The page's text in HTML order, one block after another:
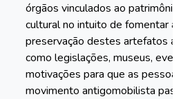
órgãos vinculados ao
cultural no intuito de fomentar a
preservação destes artefatos
como legislações, museus,
motivações para que as
movimento antigomobilista